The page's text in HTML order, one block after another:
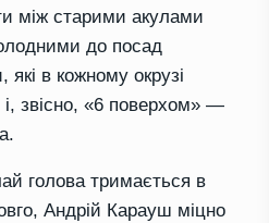
між старими акулами
до посад
в кожному окрузі
звісно, «6 поверхом» —
голова тримається в
Андрій Карауш міцно